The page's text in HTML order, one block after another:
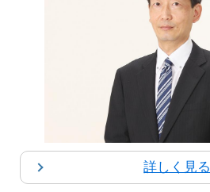
詳しく見る